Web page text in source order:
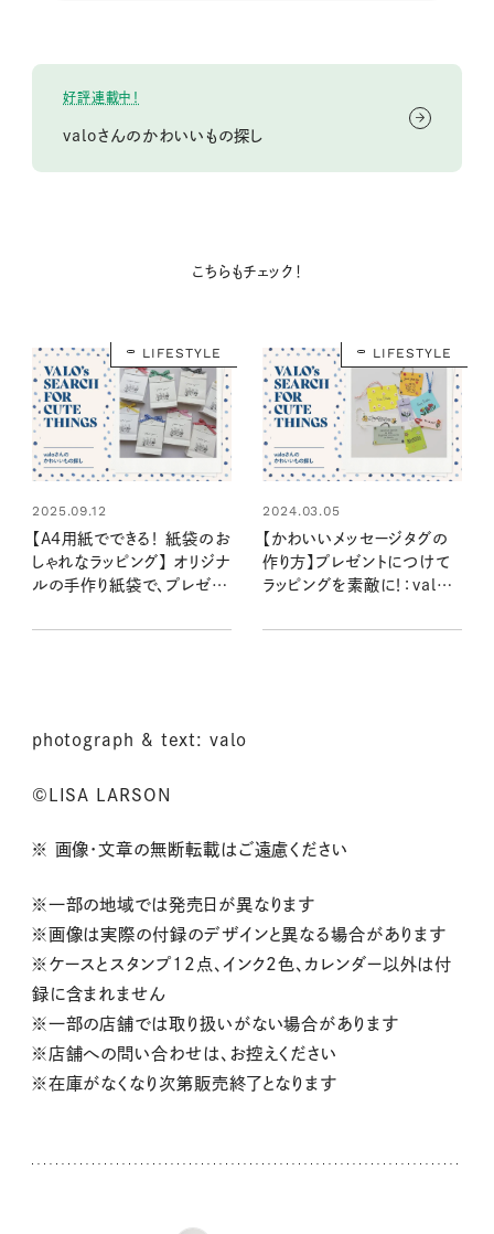
購入はこちら
CLOSE
好評連載中！
valoさんのかわいいもの探し
こちらもチェック！
LIFESTYLE
2025.09.12
【A4用紙でできる！ 紙袋のお
しゃれなラッピング】 オリジナ
ルの手作り紙袋で、プレゼン
さんのかわいいもの探し
LIFESTYLE
2024.03.05
【かわいいメッセージタグの
作り方】プレゼントにつけて
ラッピングを素敵に！：valoさ
photograph & text: valo
©LISA LARSON
※ 画像・文章の無断転載はご遠慮ください
※一部の地域では発売日が異なります
※画像は実際の付録のデザインと異なる場合があります
※ケースとスタンプ12点、インク2色、カレンダー以外は付
録に含まれません
※一部の店舗では取り扱いがない場合があります
※店舗への問い合わせは、お控えください
※在庫がなくなり次第販売終了となります